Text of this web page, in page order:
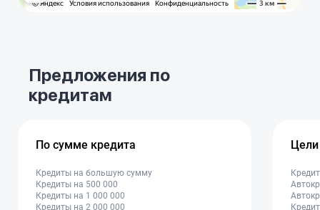
Предложения по
кредитам
По сумме кредита
Кредиты на большую сумму
Кредиты на 500 000
Кредиты на 1 000 000
Кредиты на 2 000 000